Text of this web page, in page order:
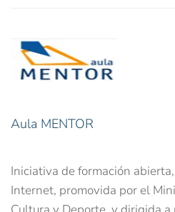
Aula MENTOR
Iniciativa de formación
Internet, promovida por el